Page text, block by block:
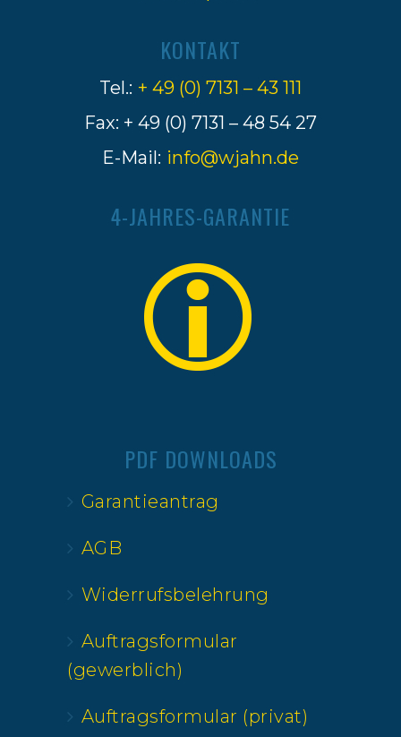
KONTAKT
Tel.: + 49 (0) 7131 – 43 111
Fax: + 49 (0) 7131 – 48 54 27
E-Mail: info@wjahn.de
4-JAHRES-GARANTIE
PDF DOWNLOADS
Garantieantrag
AGB
Widerrufsbelehrung
Auftragsformular
(gewerblich)
Auftragsformular (privat)